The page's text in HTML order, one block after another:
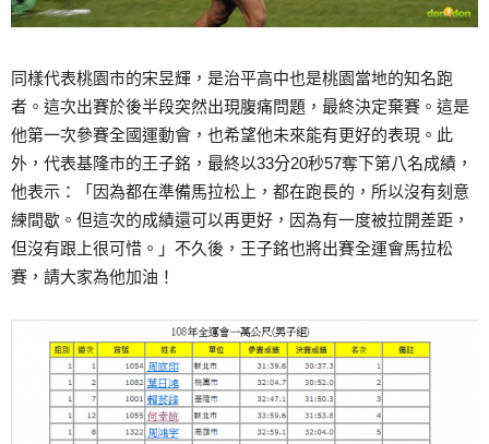
同樣代表桃園市的宋昱輝，是治平高中也是桃園當地的知名跑
者。這次出賽於後半段突然出現腹痛問題，最終決定棄賽。這是
他第一次參賽全國運動會，也希望他未來能有更好的表現。此
外，代表基隆市的王子銘，最終以33分20秒57奪下第八名成績，
他表示：「因為都在準備馬拉松上，都在跑長的，所以沒有刻意
練間歇。但這次的成績還可以再更好，因為有一度被拉開差距，
但沒有跟上很可惜。」不久後，王子銘也將出賽全運會馬拉松
賽，請大家為他加油！